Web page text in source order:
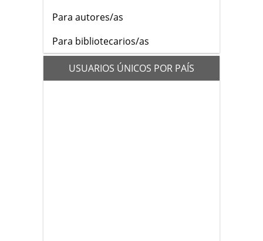
Para autores/as
Para bibliotecarios/as
flagsUSUARIOS ÚNICOS POR PAÍS